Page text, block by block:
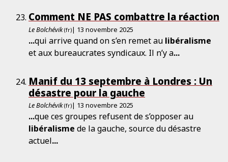
Comment NE PAS combattre la réaction
Le Bolchévik (fr)| 13 novembre 2025
...qui arrive quand on s’en remet au libéralisme
et aux bureaucrates syndicaux. Il n’y a...
Manif du 13 septembre à Londres : Un
désastre pour la gauche
Le Bolchévik (fr)| 13 novembre 2025
...que ces groupes refusent de s’opposer au
libéralisme de la gauche, source du désastre
actuel...